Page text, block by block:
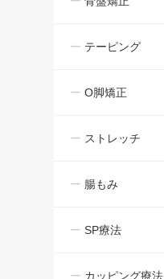
テーピング
O脚矯正
ストレッチ
腸もみ
SP療法
カッピング療法